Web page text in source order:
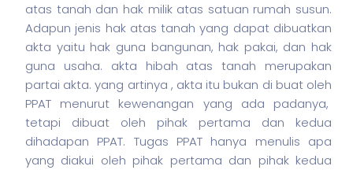
atas tanah dan hak milik atas satuan rumah susun.
Adapun jenis hak atas tanah yang dapat dibuatkan
akta yaitu hak guna bangunan, hak pakai, dan hak
guna usaha. akta hibah atas tanah merupakan
partai akta. yang artinya , akta itu bukan di buat oleh
PPAT menurut kewenangan yang ada padanya,
tetapi dibuat oleh pihak pertama dan kedua
dihadapan PPAT. Tugas PPAT hanya menulis apa
yang diakui oleh pihak pertama dan pihak kedua